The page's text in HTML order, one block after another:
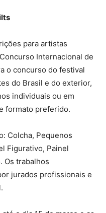
para artistas
Internacional de
o concurso do festival
do Brasil e do exterior,
individuais ou em
formato preferido.
Colcha, Pequenos
Figurativo, Painel
Os trabalhos
jurados profissionais e